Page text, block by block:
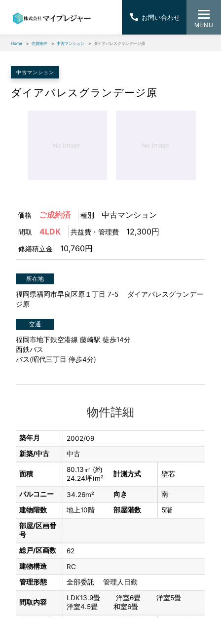
MENU
Home 売買物件 中古マンション ダイアパレスグランデージ原
中古マンション
ダイアパレスグランデージ原
価格 ご成約済 種別 中古マンション
間取 4LDK 共益費・管理費 12,300円
修繕積立金 10,760円
所在地
福岡県福岡市早良区原１丁目 7-5 ダイアパレスグランデー
ジ原
交通
福岡市地下鉄空港線 藤崎駅 徒歩14分
西鉄バス
バス(昭代三丁目 停歩4分)
物件詳細
築年月
2002/09
新築/中古
中古
面積
80.13㎡ (約
24.24坪)m²
計測方式 壁芯
バルコニー 34.26m² 向き
南
建物階数
地上10階 部屋階数
5階
部屋/区画番
号
総戸/区画数
62
建物構造
RC
管理形態
全部委託 管理人日勤
間取内容
LDK13.9畳 洋室6畳 洋室5畳
洋室4.5畳 和室6畳
お問い合わせ